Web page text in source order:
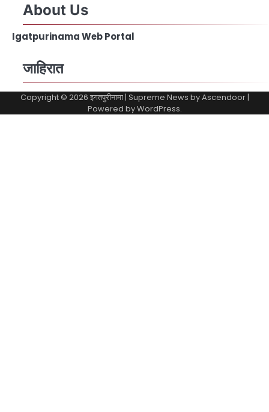
About Us
Igatpurinama Web Portal
जाहिरात
Copyright © 2026 इगतपुरीनामा| Supreme News byAscendoor|
Powered byWordPress.